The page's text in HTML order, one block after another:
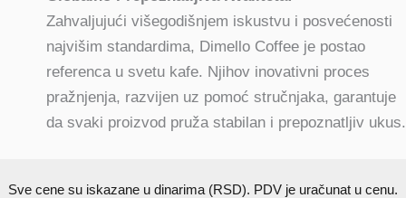
Zahvaljujući višegodišnjem iskustvu i posvećenosti
najvišim standardima, Dimello Coffee je postao
referenca u svetu kafe. Njihov inovativni proces
pražnjenja, razvijen uz pomoć stručnjaka, garantuje
da svaki proizvod pruža stabilan i prepoznatljiv ukus.
Sve cene su iskazane u dinarima (RSD). PDV je uračunat u cenu.